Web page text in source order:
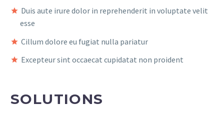
Duis aute irure dolor in reprehenderit in voluptate velit
esse
Cillum dolore eu fugiat nulla pariatur
Excepteur sint occaecat cupidatat non proident
SOLUTIONS